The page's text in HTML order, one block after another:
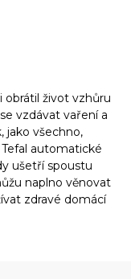
obrátil život vzhůru
vzdávat vaření a
jako všechno,
automatické
ušetří spoustu
naplno věnovat
zdravé domácí